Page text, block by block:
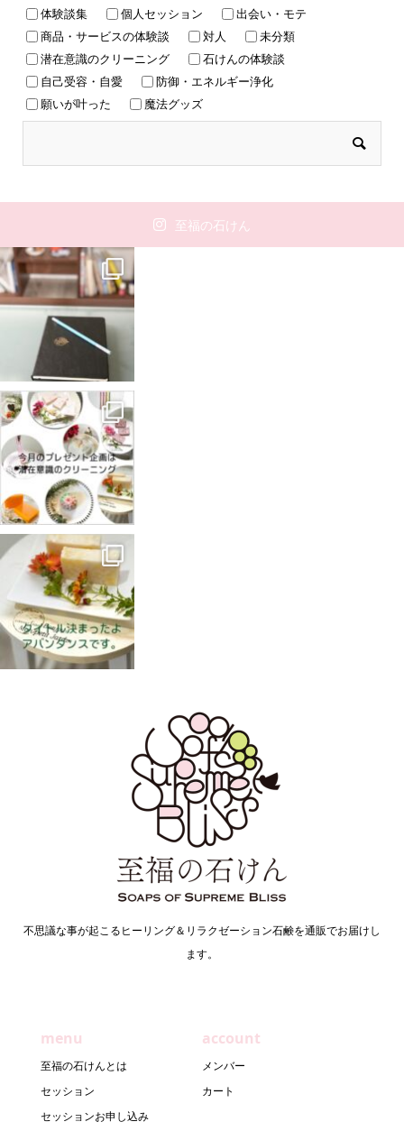
体験談集
個人セッション
出会い・モテ
商品・サービスの体験談
対人
未分類
潜在意識のクリーニング
石けんの体験談
自己受容・自愛
防御・エネルギー浄化
願いが叶った
魔法グッズ
至福の石けん
不思議な事が起こるヒーリング＆リラクゼーション石鹸を通販でお届けし
ます。
menu
至福の石けんとは
セッション
セッションお申し込み
account
メンバー
カート